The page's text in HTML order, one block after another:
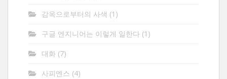
감옥으로부터의 사색 (1)
구글 엔지니어는 이렇게 일한다 (1)
대화 (7)
사피엔스 (4)